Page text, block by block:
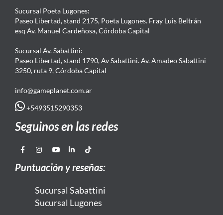
Sucursal Poeta Lugones:
Paseo Libertad, stand 2175, Poeta Lugones. Fray Luis Beltrán
esq Av. Manuel Cardeñosa, Córdoba Capital
Sucursal Av. Sabattini:
Paseo Libertad, stand 1790, Av Sabattini. Av. Amadeo Sabattini
3250, ruta 9, Córdoba Capital
info@gameplanet.com.ar
+5493515290353
Seguinos en las redes
Puntuación y reseñas:
Sucursal Sabattini
Sucursal Lugones